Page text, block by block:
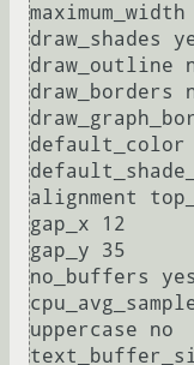
maximum_width
draw_shades
draw_outline
draw_borders
default_color
alignment
gap_x 12
gap_y 35
no_buffers yes
uppercase no